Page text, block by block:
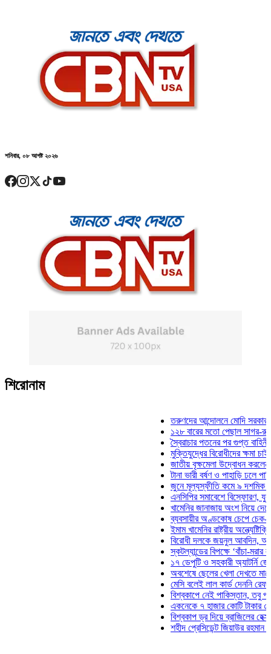
শনিবার, ০৮ আগষ্ট ২০২৬
শিরোনাম
তরুণদের আন্দোলনে মোদি সরকার
১২৮ বারের মতো পেছাল সাগর-রুনি
স্বৈরাচার পতনের পর গুপ্ত বাহিনীর
মুক্তিযুদ্ধের বিরোধীদের ক্ষমা চাইতে
জাতীয় বৃক্ষমেলা উদ্বোধন করলেন
টানা ভারী বর্ষণ ও পাহাড়ি ঢলে
জুনে মূল্যস্ফীতি কমে ৯ দশমিক ১৬
এনসিপির সমাবেশে বিস্ফোরণ,
খামেনির জানাজায় অংশ নিয়ে দেশে
ব্যবসায়ীর অণ্ডকোষ চেপে চেক-
ইমাম খামেনির রাষ্ট্রীয়
বিরোধী দলকে জয়নুল আবদিন,
স্কটল্যান্ডের বিপক্ষে ‘বাঁচা-মরার
১৭ ডেপুটি ও সহকারী অ্যাটর্নি
অবশেষে ছেলের খেলা দেখতে মাঠে
মেসি বলেই লাল কার্ড দেননি রেফারি!
বিশ্বকাপে নেই পাকিস্তান, তবু
একনেকে ৭ হাজার কোটি টাকার ৫
বিশ্বকাপ ড্র দিয়ে ব্রাজিলের হেক্সা
শহীদ প্রেসিডেন্ট জিয়াউর রহমান